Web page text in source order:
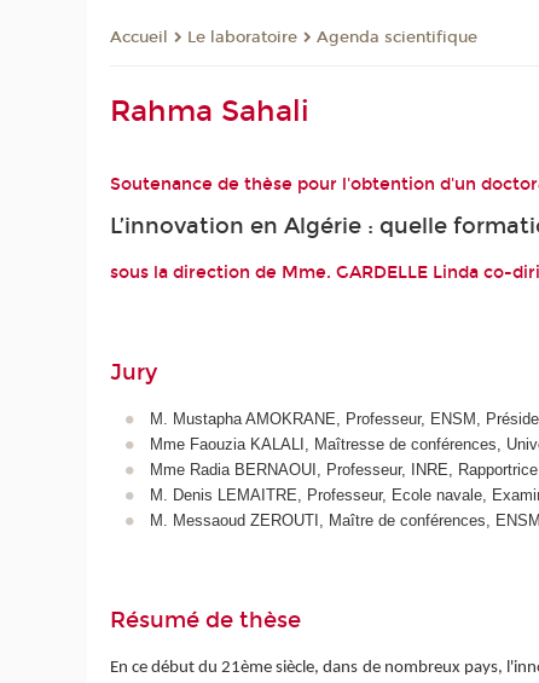
Accueil Le laboratoire Agenda scientifique
Rahma Sahali
Soutenance de thèse pour l'obtention d'un
L’innovation en Algérie : quelle
sous la direction de Mme. GARDELLE Linda co-
Jury
M. Mustapha AMOKRANE, Professeur, ENSM,
Mme Faouzia KALALI, Maîtresse de conférences,
Mme Radia BERNAOUI, Professeur, INRE, Rapportrice
M. Denis LEMAITRE, Professeur, Ecole navale,
M. Messaoud ZEROUTI, Maître de conférences,
Résumé de thèse
En ce début du 21ème siècle, dans de nombreux pays,